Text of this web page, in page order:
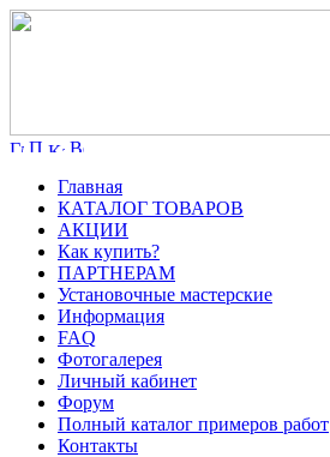
Главная
КАТАЛОГ ТОВАРОВ
АКЦИИ
Как купить?
ПАРТНЕРАМ
Установочные мастерские
Информация
FAQ
Фотогалерея
Личный кабинет
Форум
Полный каталог примеров работ
Контакты